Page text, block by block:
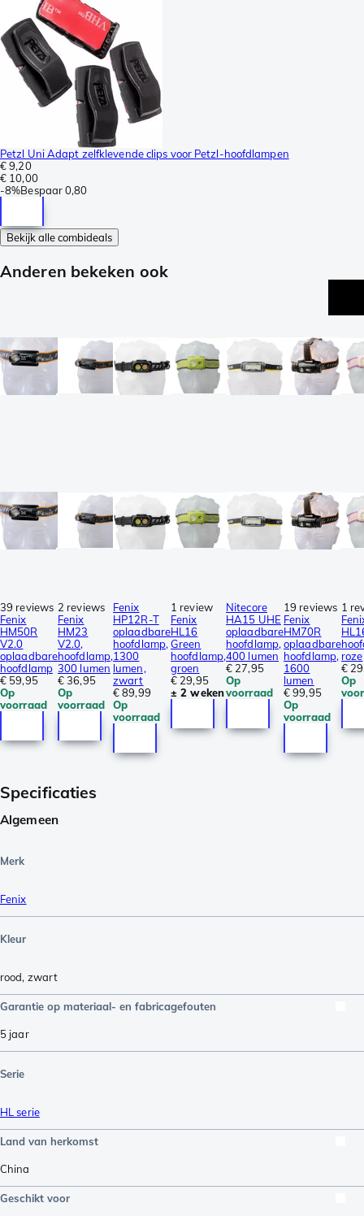
Petzl Uni Adapt zelfklevende clips voor Petzl-hoofdlampen
€ 9,20
€ 10,00
-8%Bespaar0,80
Bekijk alle combideals
Anderen bekeken ook
39 reviews
Fenix
HM50R
V2.0
oplaadbare
hoofdlamp
€ 59,95
Op
voorraad
2 reviews
Fenix
HM23
V2.0,
hoofdlamp,
300 lumen
€ 36,95
Op
voorraad
Fenix
HP12R-T
oplaadbare
hoofdlamp,
1300
lumen,
zwart
€ 89,99
Op
voorraad
1 review
Fenix
HL16
Green
hoofdlamp,
groen
€ 29,95
± 2 weken
Nitecore
HA15 UHE
oplaadbare
hoofdlamp,
400 lumen
€ 27,95
Op
voorraad
19 reviews
Fenix
HM70R
oplaadbare
hoofdlamp,
1600
lumen
€ 99,95
Op
voorraad
1
roze
€
Op
Specificaties
Algemeen
Merk
Fenix
Kleur
rood, zwart
Garantie op materiaal- en fabricagefouten
5 jaar
Serie
HL serie
Land van herkomst
China
Geschikt voor